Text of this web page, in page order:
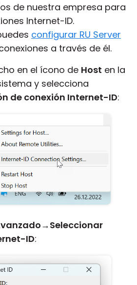
de nuestra empresa para
Internet-ID.
configurar RU Server
a través de él.
en el ícono de Host en la
y selecciona
de conexión Internet-ID:
→Seleccionar
ID: